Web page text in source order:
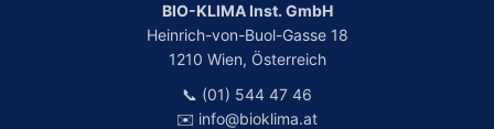
BIO-KLIMA Inst. GmbH
Heinrich-von-Buol-Gasse 18
1210 Wien, Österreich
📞 (01) 544 47 46
✉️ info@bioklima.at